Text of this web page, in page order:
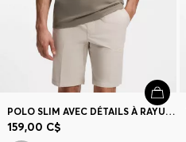
POLO SLIM AVEC DÉTAILS À RAYURES CONTRASTANTES
159,00 C$